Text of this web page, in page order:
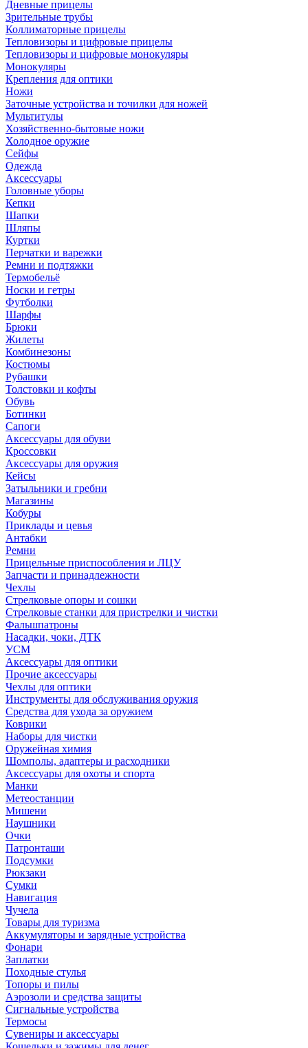
Дневные прицелы
Зрительные трубы
Коллиматорные прицелы
Тепловизоры и цифровые прицелы
Тепловизоры и цифровые монокуляры
Монокуляры
Крепления для оптики
Ножи
Заточные устройства и точилки для ножей
Мультитулы
Хозяйственно-бытовые ножи
Холодное оружие
Сейфы
Одежда
Аксессуары
Головные уборы
Кепки
Шапки
Шляпы
Куртки
Перчатки и варежки
Ремни и подтяжки
Термобельё
Носки и гетры
Футболки
Шарфы
Брюки
Жилеты
Комбинезоны
Костюмы
Рубашки
Толстовки и кофты
Обувь
Ботинки
Сапоги
Аксессуары для обуви
Кроссовки
Аксессуары для оружия
Кейсы
Затыльники и гребни
Магазины
Кобуры
Приклады и цевья
Антабки
Ремни
Прицельные приспособления и ЛЦУ
Запчасти и принадлежности
Чехлы
Стрелковые опоры и сошки
Стрелковые станки для пристрелки и чистки
Фальшпатроны
Насадки, чоки, ДТК
УСМ
Аксессуары для оптики
Прочие аксессуары
Чехлы для оптики
Инструменты для обслуживания оружия
Средства для ухода за оружием
Коврики
Наборы для чистки
Оружейная химия
Шомполы, адаптеры и расходники
Аксессуары для охоты и спорта
Манки
Метеостанции
Мишени
Наушники
Очки
Патронташи
Подсумки
Рюкзаки
Сумки
Навигация
Чучела
Товары для туризма
Аккумуляторы и зарядные устройства
Фонари
Заплатки
Походные стулья
Топоры и пилы
Аэрозоли и средства защиты
Сигнальные устройства
Термосы
Сувениры и аксессуары